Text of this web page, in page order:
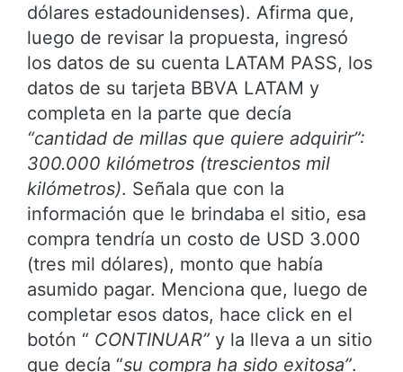
dólares estadounidenses). Afirma que,
luego de revisar la propuesta, ingresó
los datos de su cuenta LATAM PASS, los
datos de su tarjeta BBVA LATAM y
completa en la parte que decía
“cantidad de millas que quiere adquirir”:
300.000 kilómetros (trescientos mil
kilómetros). Señala que con la
información que le brindaba el sitio, esa
compra tendría un costo de USD 3.000
(tres mil dólares), monto que había
asumido pagar. Menciona que, luego de
completar esos datos, hace click en el
botón “ CONTINUAR” y la lleva a un sitio
que decía “su compra ha sido exitosa”.